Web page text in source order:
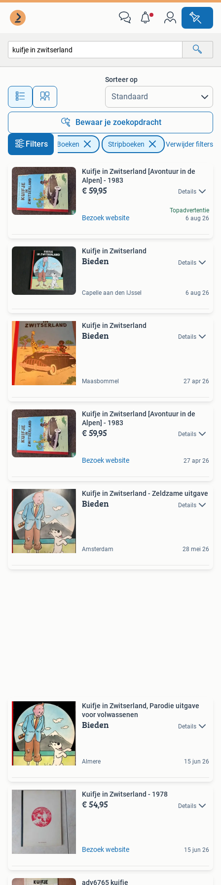
Alle afstanden…
Sorteer op
Bewaar je zoekopdracht
Filters Boeken Stripboeken Verwijder filters
Kuifje in Zwitserland [Avontuur in de
Alpen] - 1983
€ 59,95 Details
Bezoek website
Topadvertentie
6 aug 26
Kuifje in Zwitserland
Bieden Details
Capelle aan den IJssel 6 aug 26
Kuifje in Zwitserland
Bieden Details
Maasbommel 27 apr 26
Kuifje in Zwitserland [Avontuur in de
Alpen] - 1983
€ 59,95 Details
Bezoek website 27 apr 26
Kuifje in Zwitserland - Zeldzame uitgave
Bieden Details
Amsterdam 28 mei 26
Kuifje in Zwitserland, Parodie uitgave
voor volwassenen
Bieden Details
Almere 15 jun 26
Kuifje in Zwitserland - 1978
€ 54,95 Details
Bezoek website 15 jun 26
adv6765 kuifje